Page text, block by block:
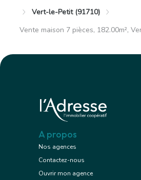
Vert-le-Petit (91710)
Vente maison 7 pièces, 182.00m²,
A propos
Nos agences
Contactez-nous
Ouvrir mon agence